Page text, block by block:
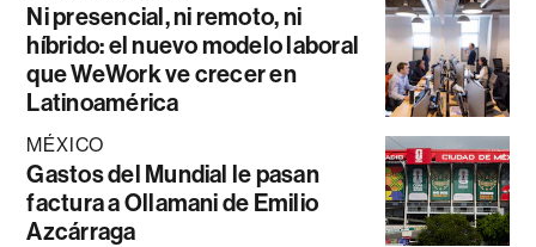
Ni presencial, ni remoto, ni
híbrido: el nuevo modelo laboral
que WeWork ve crecer en
Latinoamérica
MÉXICO
Gastos del Mundial le pasan
factura a Ollamani de Emilio
Azcárraga